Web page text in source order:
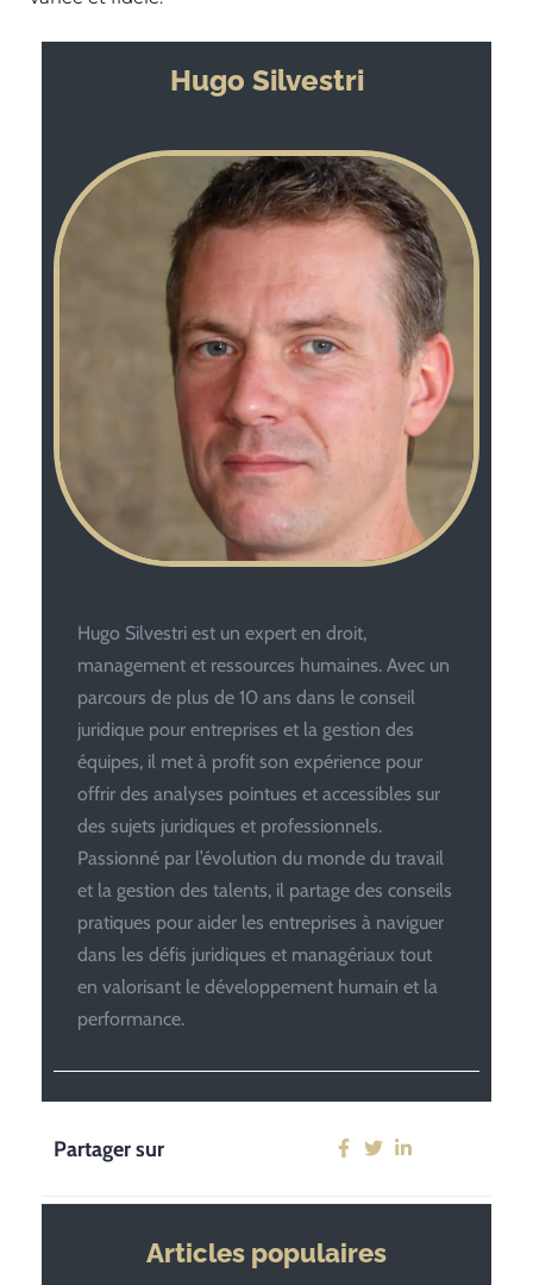
Hugo Silvestri
Hugo Silvestri est un expert en droit,
management et ressources humaines. Avec un
parcours de plus de 10 ans dans le conseil
juridique pour entreprises et la gestion des
équipes, il met à profit son expérience pour
offrir des analyses pointues et accessibles sur
des sujets juridiques et professionnels.
Passionné par l’évolution du monde du travail
et la gestion des talents, il partage des conseils
pratiques pour aider les entreprises à naviguer
dans les défis juridiques et managériaux tout
en valorisant le développement humain et la
performance.
Partager sur
Articles populaires